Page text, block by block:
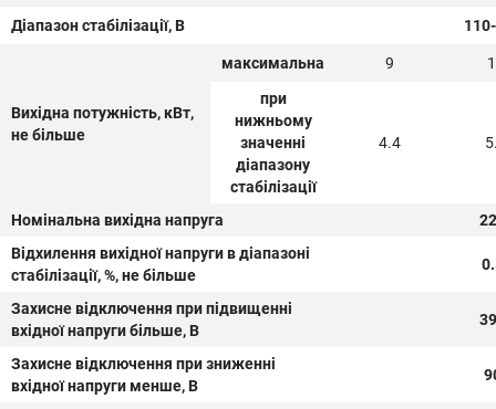
Діапазон стабілізації, В
Вихідна потужність, кВт,
не більше
максимальна 9
при
нижньому
значенні
діапазону
стабілізації
4.4
Номінальна вихідна напруга
Відхилення вихідної напруги в діапазоні
стабілізації, %, не більше
Захисне відключення при підвищенні
вхідної напруги більше, В
Захисне відключення при зниженні
вхідної напруги менше, В